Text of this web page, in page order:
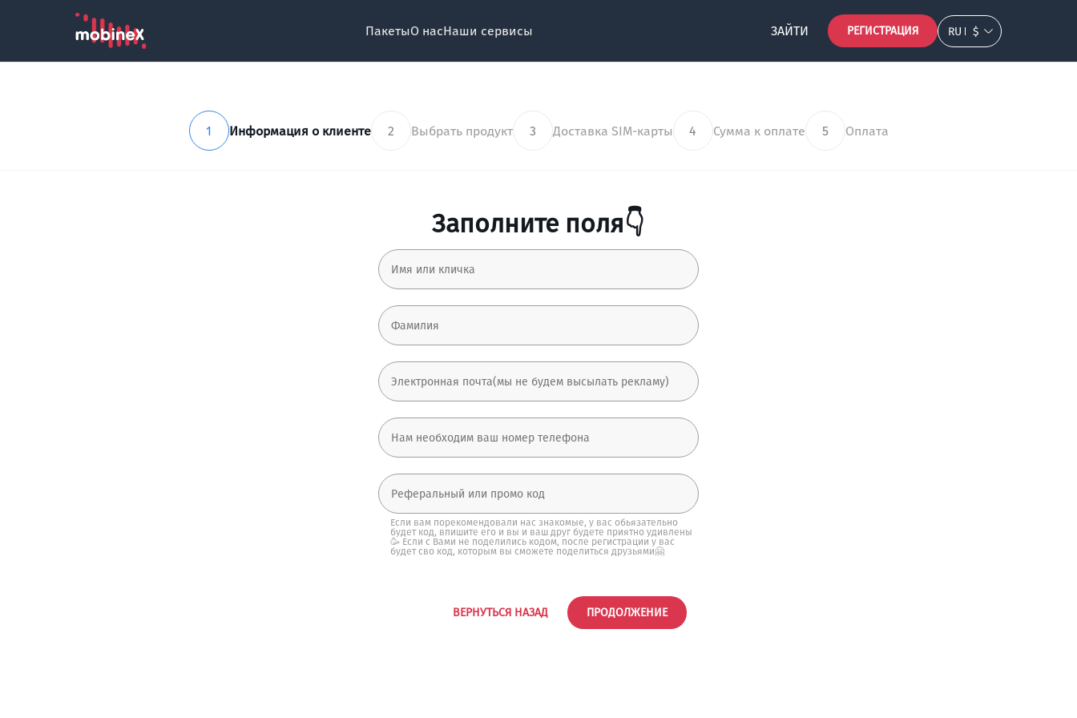
ПакетыО насНаши сервисы ЗАЙТИ РЕГИСТРАЦИЯ RU $
1 Информация о клиенте 2 Выбрать продукт 3 Доставка SIM-карты 4 Сумма к оплате 5 Оплата
Заполните поля👇
Если вам порекомендовали нас знакомые, у вас обьязательно
будет код, впишите его и вы и ваш друг будете приятно удивлены
🥳 Если с Вами не поделились кодом, после регистрации у вас
будет сво код, которым вы сможете поделиться друзьями🤗
ВЕРНУТЬСЯ НАЗАД ПРОДОЛЖЕНИЕ